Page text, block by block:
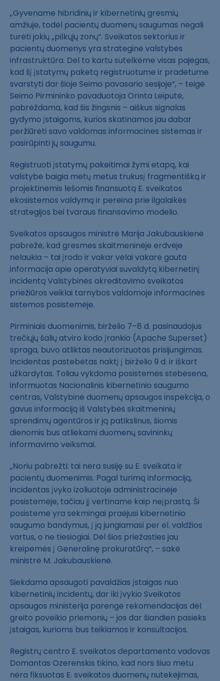
„Gyvename hibridinių ir kibernetinių grėsmių
amžiuje, todėl pacientų duomenų saugumas negali
turėti jokių „pilkųjų zonų“. Sveikatos sektorius ir
pacientų duomenys yra strateginė valstybės
infrastruktūra. Dėl to kartu sutelkėme visas pajėgas,
kad šį įstatymų paketą registruotume ir pradėtume
svarstyti dar šioje Seimo pavasario sesijoje“, – teigė
Seimo Pirmininko pavaduotoja Orinta Leiputė,
pabrėždama, kad šis žingsnis – aiškus signalas
gydymo įstaigoms, kurios skatinamos jau dabar
peržiūrėti savo valdomas informacines sistemas ir
pasirūpinti jų saugumu.
Registruoti įstatymų pakeitimai žymi etapą, kai
valstybė baigia metų metus trukusį fragmentišką ir
projektinėmis lėšomis finansuotą E. sveikatos
ekosistemos valdymą ir pereina prie ilgalaikės
strategijos bei tvaraus finansavimo modelio.
Sveikatos apsaugos ministrė Marija Jakubauskienė
pabrėžė, kad grėsmės skaitmeninėje erdvėje
nelaukia – tai įrodo ir vakar vėlai vakare gauta
informacija apie operatyviai suvaldytą kibernetinį
incidentą Valstybinės akreditavimo sveikatos
priežiūros veiklai tarnybos valdomoje informacinės
sistemos posistemėje.
Pirminiais duomenimis, birželio 7–8 d. pasinaudojus
trečiųjų šalių atviro kodo įrankio (Apache Superset)
spraga, buvo atliktas neautorizuotas prisijungimas.
Incidentas pastebėtas naktį į birželio 9 d. ir iškart
užkardytas. Toliau vykdoma posistemės stebėsena,
informuotas Nacionalinis kibernetinio saugumo
centras, Valstybinė duomenų apsaugos inspekcija, o
gavus informaciją iš Valstybės skaitmeninių
sprendimų agentūros ir ją patikslinus, šiomis
dienomis bus atliekami duomenų savininkų
informavimo veiksmai.
„Noriu pabrėžti: tai nėra susiję su E. sveikata ir
pacientų duomenimis. Pagal turimą informaciją,
incidentas įvyko izoliuotoje administracinėje
posistemėje, tačiau jį vertiname kaip neįprastą. Ši
posistemė yra sėkmingai praėjusi kibernetinio
saugumo bandymus, į ją jungiamasi per el. valdžios
vartus, o ne tiesiogiai. Dėl šios priežasties jau
kreipėmės į Generalinę prokuratūrą“, – sakė
ministrė M. Jakubauskienė.
Siekdama apsaugoti pavaldžias įstaigas nuo
kibernetinių incidentų, dar iki įvykio Sveikatos
apsaugos ministerija parengė rekomendacijas dėl
greito poveikio priemonių – jos dar šiandien pasieks
įstaigas, kurioms bus teikiamos ir konsultacijos.
Registrų centro E. sveikatos departamento vadovas
Domantas Ozerenskis tikino, kad nors šiuo metu
nėra fiksuotas E. sveikatos duomenų nutekėjimas,